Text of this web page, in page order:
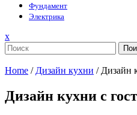
Фундамент
Электрика
xЗакрыть
меню
Home / Дизайн кухни / Дизайн
Дизайн кухни с